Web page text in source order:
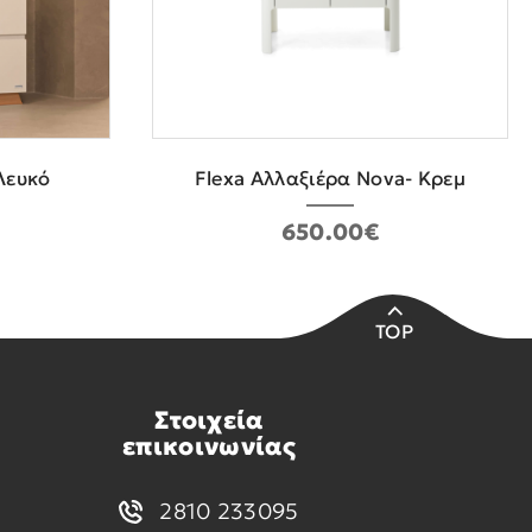
Flexa Αλλαξιέρα Nova- Κρεμ
650.00€
TOP
Στοιχεία
επικοινωνίας
2810 233095